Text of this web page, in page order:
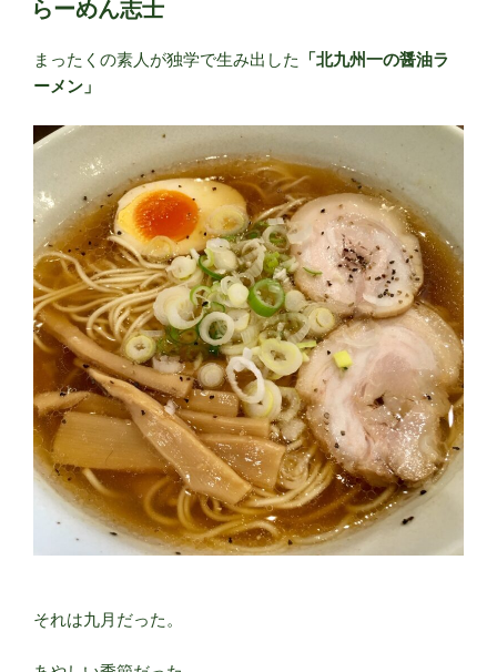
ー
め
志
の
も
の
が
た
り
其
一
～”
の
日:
らーめん志士
まったくの素人が独学で生み出した
「北九州一の醤油ラ
ーメン」
それは九月だった。